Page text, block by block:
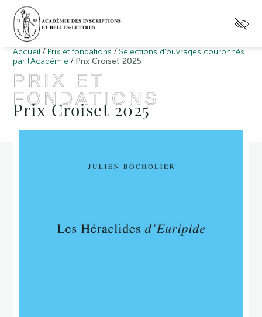
Accueil / Prix et fondations / Sélections d'ouvrages couronnés
par l'Académie / Prix Croiset 2025
PRIX ET
FONDATIONS
Prix Croiset 2025